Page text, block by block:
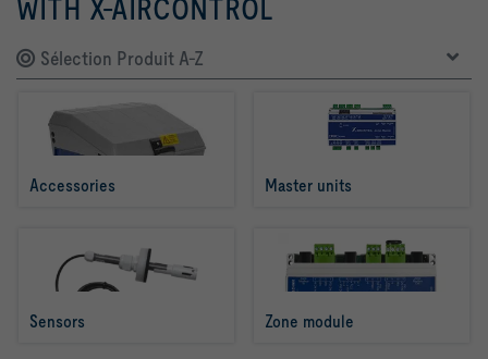
WITH X-AIRCONTROL
Sélection Produit A-Z
Accessories Master units
Sensors Zone module